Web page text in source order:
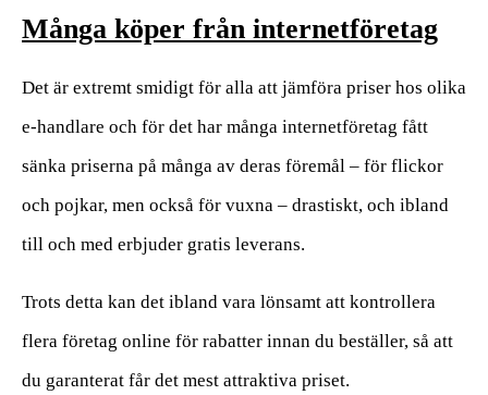
Många köper från internetföretag
Det är extremt smidigt för alla att jämföra priser hos olika
e-handlare och för det har många internetföretag fått
sänka priserna på många av deras föremål – för flickor
och pojkar, men också för vuxna – drastiskt, och ibland
till och med erbjuder gratis leverans.
Trots detta kan det ibland vara lönsamt att kontrollera
flera företag online för rabatter innan du beställer, så att
du garanterat får det mest attraktiva priset.